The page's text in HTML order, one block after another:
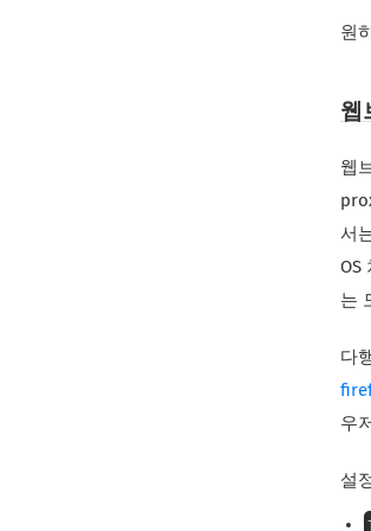
원
웹
웹
서
OS
는
다
우
설